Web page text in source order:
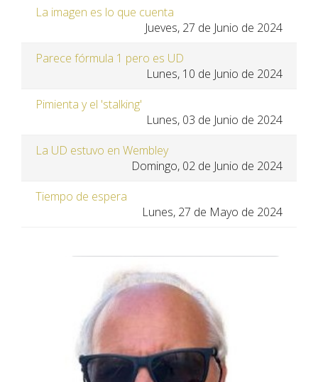
La imagen es lo que cuenta
Jueves, 27 de Junio de 2024
Parece fórmula 1 pero es UD
Lunes, 10 de Junio de 2024
Pimienta y el 'stalking'
Lunes, 03 de Junio de 2024
La UD estuvo en Wembley
Domingo, 02 de Junio de 2024
Tiempo de espera
Lunes, 27 de Mayo de 2024